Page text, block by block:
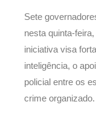
Sete
nesta quinta-
iniciativa visa
inteligência, o
policial entre os
crime organizado.